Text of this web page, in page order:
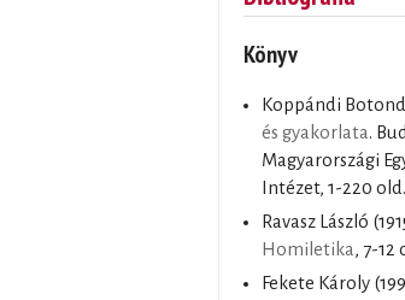
Könyv
Koppándi
és gyakorlata.
Magyarországi
Intézet, 1-220 old.
Ravasz László
Homiletika, 7-12
Fekete Károly